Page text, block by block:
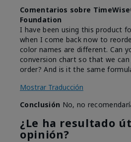
Comentarios sobre
Foundation
I have been using this product
when I come back now to
color names are different. Can
conversion chart so that we
order? And is it the same
Mostrar Traducción
Conclusión No, no
¿Le ha resultado
opinión?